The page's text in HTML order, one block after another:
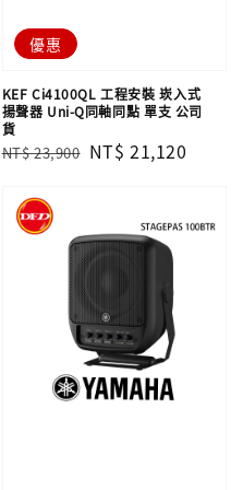
優惠
KEF Ci4100QL 工程安裝 崁入式
揚聲器 Uni-Q同軸同點 單支​​​​​​​ 公司
貨
Regular
NT$ 23,900 Sale
NT$ 21,120